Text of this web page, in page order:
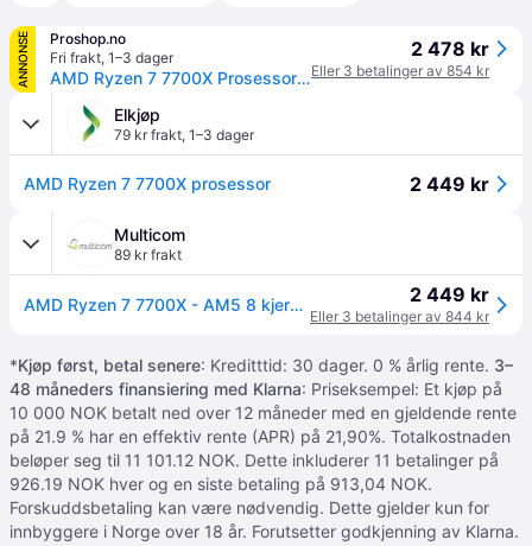
ANNONSE
Proshop.no
Fri frakt, 1–3 dager
AMD Ryzen 7 7700X Prosessor/CPU - 8 kjerner - 4.5 GHz - AMD AM5 - AMD Boks (uten kjøler)
2 478 kr
Eller 3 betalinger av 854 kr
Elkjøp
79 kr frakt, 1–3 dager
AMD Ryzen 7 7700X prosessor 2 449 kr
Multicom
89 kr frakt
AMD Ryzen 7 7700X - AM5 8 kjerner/16 tråder, 4.5GHz - 5.4GHz, 40MB Cache, DDR5, PCIe 5.0, 105W TDP, uten kjøler (100-100000591WOF) 2 449 kr
Eller 3 betalinger av 844 kr
*Kjøp først, betal senere: Kreditttid: 30 dager. 0 % årlig rente. 3–
48 måneders finansiering med Klarna: Priseksempel: Et kjøp på
10 000 NOK betalt ned over 12 måneder med en gjeldende rente
på 21.9 % har en effektiv rente (APR) på 21,90%. Totalkostnaden
beløper seg til 11 101.12 NOK. Dette inkluderer 11 betalinger på
926.19 NOK hver og en siste betaling på 913,04 NOK.
Forskuddsbetaling kan være nødvendig. Dette gjelder kun for
innbyggere i Norge over 18 år. Forutsetter godkjenning av Klarna.